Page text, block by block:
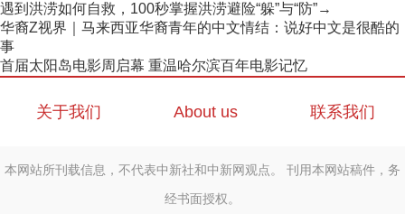
遇到洪涝如何自救，100秒掌握洪涝避险“躲”与“防”→
华裔Z视界｜马来西亚华裔青年的中文情结：说好中文是很酷的
事
首届太阳岛电影周启幕 重温哈尔滨百年电影记忆
关于我们 About us 联系我们
本网站所刊载信息，不代表中新社和中新网观点。 刊用本网站稿件，务
经书面授权。